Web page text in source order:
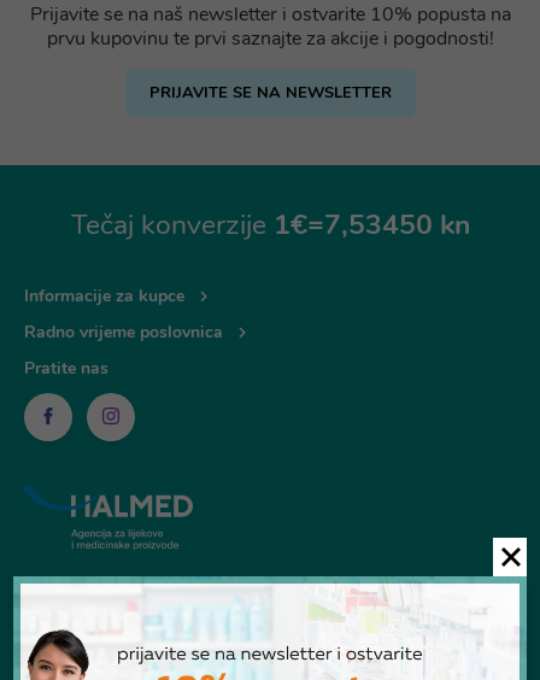
Prijavite se na naš newsletter i ostvarite 10% popusta na
prvu kupovinu te prvi saznajte za akcije i pogodnosti!
PRIJAVITE SE NA NEWSLETTER
Tečaj konverzije 1€=7,53450 kn
Informacije za kupce
Radno vrijeme poslovnica
Pratite nas
© Ljekarna Talan 2026